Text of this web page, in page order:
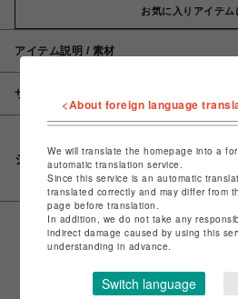
お気に入りアイテム
アイテム説明 / 素材
サイズ
シェアする
<About foreign language
We will translate the homepage into a
automatic translation service.
Since this service is an automatic
translated correctly and may differ from
page before translation.
In addition, we do not take any
indirect damage caused by using this
understanding in advance.
Switch language